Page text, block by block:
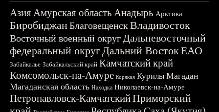
АзияАмурская область Анадырь Арктика
БиробиджанБлаговещенскВладивосток
Восточный военный округДальневосточный
федеральный округДальний ВостокЕАО
Забайкалье Забайкальский край Камчатский край
Комсомольск-на-Амуре Корякия Курилы Магадан
Магаданская область Находка Николаевск-на-Амуре
Петропавловск-КамчатскийПриморский